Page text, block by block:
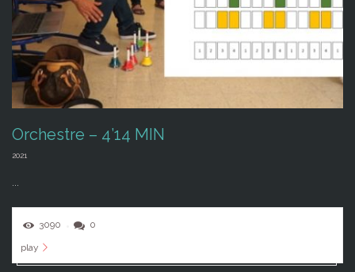
Orchestre – 4’14 MIN
2021
3090 0
play